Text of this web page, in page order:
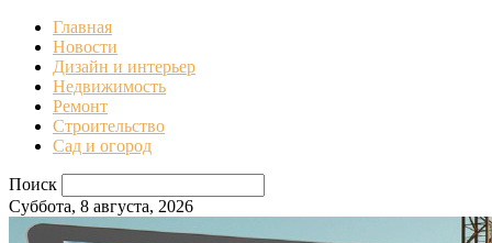
Главная
Новости
Дизайн и интерьер
Недвижимость
Ремонт
Строительство
Сад и огород
Поиск
Суббота, 8 августа, 2026